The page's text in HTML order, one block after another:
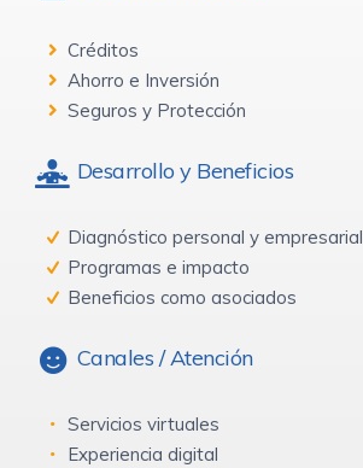
Créditos
Ahorro e Inversión
Seguros y Protección
Desarrollo y Beneficios
Diagnóstico personal y empresarial
Programas e impacto
Beneficios como asociados
Canales / Atención
Servicios virtuales
Experiencia digital